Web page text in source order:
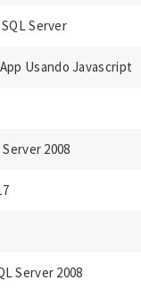
Server
Usando Javascript
2008
Server 2008